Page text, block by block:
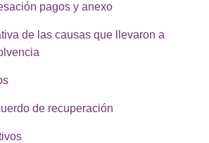
pagos y anexo
de las causas que llevaron a
de recuperación